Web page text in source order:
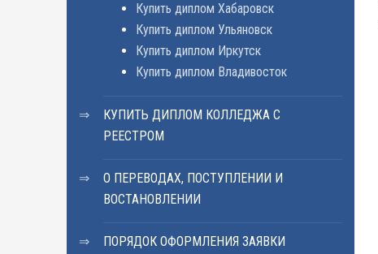
Купить диплом Хабаровск
Купить диплом Ульяновск
Купить диплом Иркутск
Купить диплом Владивосток
КУПИТЬ ДИПЛОМ КОЛЛЕДЖА С
РЕЕСТРОМ
О ПЕРЕВОДАХ, ПОСТУПЛЕНИИ И
ВОСТАНОВЛЕНИИ
ПОРЯДОК ОФОРМЛЕНИЯ ЗАЯВКИ